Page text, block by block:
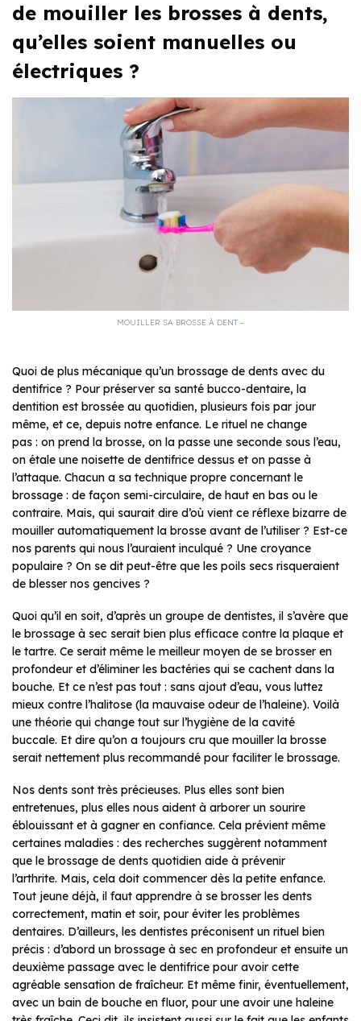
de mouiller les brosses à dents,
qu’elles soient manuelles ou
électriques ?
MOUILLER SA BROSSE À DENT –
Quoi de plus mécanique qu’un brossage de dents avec du
dentifrice ? Pour préserver sa santé bucco-dentaire, la
dentition est brossée au quotidien, plusieurs fois par jour
même, et ce, depuis notre enfance. Le rituel ne change
pas : on prend la brosse, on la passe une seconde sous l’eau,
on étale une noisette de dentifrice dessus et on passe à
l’attaque. Chacun a sa technique propre concernant le
brossage : de façon semi-circulaire, de haut en bas ou le
contraire. Mais, qui saurait dire d’où vient ce réflexe bizarre de
mouiller automatiquement la brosse avant de l’utiliser ? Est-ce
nos parents qui nous l’auraient inculqué ? Une croyance
populaire ? On se dit peut-être que les poils secs risqueraient
de blesser nos gencives ?
Quoi qu’il en soit, d’après un groupe de dentistes, il s’avère que
le brossage à sec serait bien plus efficace contre la plaque et
le tartre. Ce serait même le meilleur moyen de se brosser en
profondeur et d’éliminer les bactéries qui se cachent dans la
bouche. Et ce n’est pas tout : sans ajout d’eau, vous luttez
mieux contre l’halitose (la mauvaise odeur de l’haleine). Voilà
une théorie qui change tout sur l’hygiène de la cavité
buccale. Et dire qu’on a toujours cru que mouiller la brosse
serait nettement plus recommandé pour faciliter le brossage.
Nos dents sont très précieuses. Plus elles sont bien
entretenues, plus elles nous aident à arborer un sourire
éblouissant et à gagner en confiance. Cela prévient même
certaines maladies : des recherches suggèrent notamment
que le brossage de dents quotidien aide à prévenir
l’arthrite. Mais, cela doit commencer dès la petite enfance.
Tout jeune déjà, il faut apprendre à se brosser les dents
correctement, matin et soir, pour éviter les problèmes
dentaires. D’ailleurs, les dentistes préconisent un rituel bien
précis : d’abord un brossage à sec en profondeur et ensuite un
deuxième passage avec le dentifrice pour avoir cette
agréable sensation de fraîcheur. Et même finir, éventuellement,
avec un bain de bouche en fluor, pour une avoir une haleine